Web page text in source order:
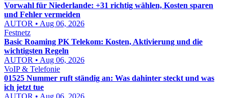
Vorwahl für Niederlande: +31 richtig wählen, Kosten sparen
und Fehler vermeiden
AUTOR • Aug 06, 2026
Festnetz
Basic Roaming PK Telekom: Kosten, Aktivierung und die
wichtigsten Regeln
AUTOR • Aug 06, 2026
VoIP & Telefonie
01525 Nummer ruft ständig an: Was dahinter steckt und was
ich jetzt tue
AUTOR • Aug 06, 2026